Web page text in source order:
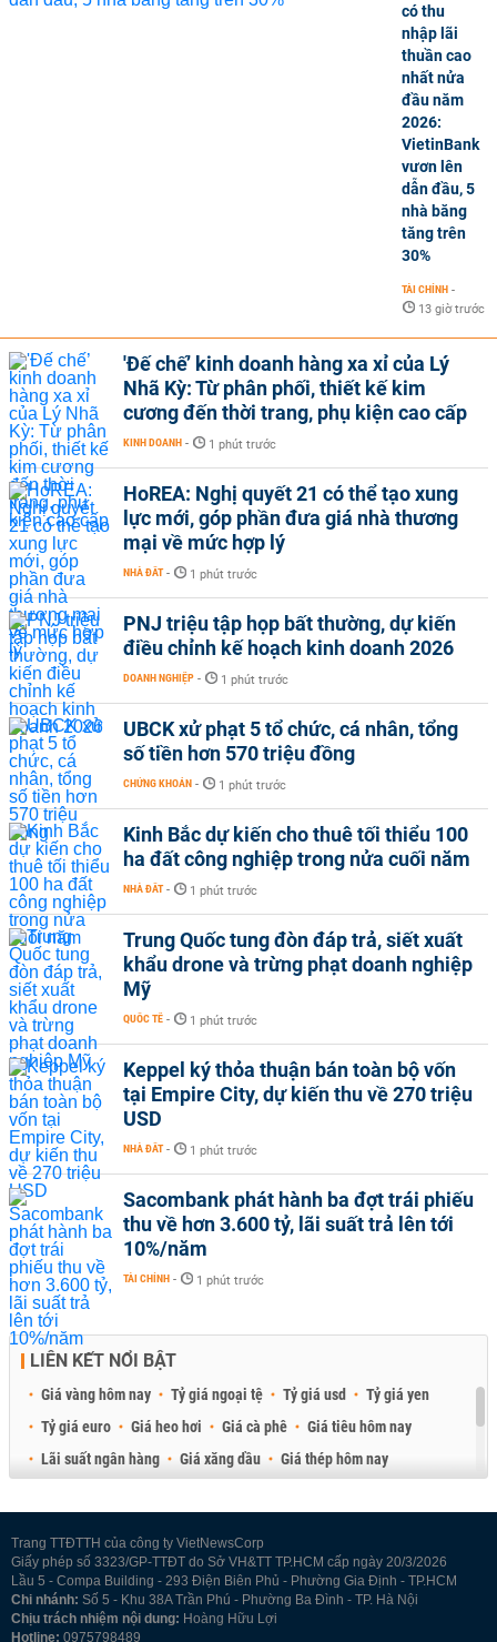
có thu
nhập lãi
thuần cao
nhất nửa
đầu năm
2026:
VietinBank
vươn lên
dẫn đầu, 5
nhà băng
tăng trên
30%
TÀI CHÍNH -
13 giờ trước
'Đế chế’ kinh doanh hàng xa xỉ của Lý
Nhã Kỳ: Từ phân phối, thiết kế kim
cương đến thời trang, phụ kiện cao cấp
KINH DOANH - 1 phút trước
HoREA: Nghị quyết 21 có thể tạo xung
lực mới, góp phần đưa giá nhà thương
mại về mức hợp lý
NHÀ ĐẤT - 1 phút trước
PNJ triệu tập họp bất thường, dự kiến
điều chỉnh kế hoạch kinh doanh 2026
DOANH NGHIỆP - 1 phút trước
UBCK xử phạt 5 tổ chức, cá nhân, tổng
số tiền hơn 570 triệu đồng
CHỨNG KHOÁN - 1 phút trước
Kinh Bắc dự kiến cho thuê tối thiểu 100
ha đất công nghiệp trong nửa cuối năm
NHÀ ĐẤT - 1 phút trước
Trung Quốc tung đòn đáp trả, siết xuất
khẩu drone và trừng phạt doanh nghiệp
Mỹ
QUỐC TẾ - 1 phút trước
Keppel ký thỏa thuận bán toàn bộ vốn
tại Empire City, dự kiến thu về 270 triệu
USD
NHÀ ĐẤT - 1 phút trước
Sacombank phát hành ba đợt trái phiếu
thu về hơn 3.600 tỷ, lãi suất trả lên tới
10%/năm
TÀI CHÍNH - 1 phút trước
LIÊN KẾT NỔI BẬT
Giá vàng hôm nay Tỷ giá ngoại tệ Tỷ giá usd
Tỷ giá yen
Tỷ giá euro
Giá heo hơi Giá cà phê
Giá tiêu hôm nay
Lãi suất ngân hàng
Giá xăng dầu
Giá thép hôm nay
Trang TTĐTTH của công ty VietNewsCorp
Giấy phép số 3323/GP-TTĐT do Sở VH&TT TP.HCM cấp ngày 20/3/2026
Lầu 5 - Compa Building - 293 Điện Biên Phủ - Phường Gia Định - TP.HCM
Chi nhánh: Số 5 - Khu 38A Trần Phú - Phường Ba Đình - TP. Hà Nội
Chịu trách nhiệm nội dung: Hoàng Hữu Lợi
Hotline: 0975798489